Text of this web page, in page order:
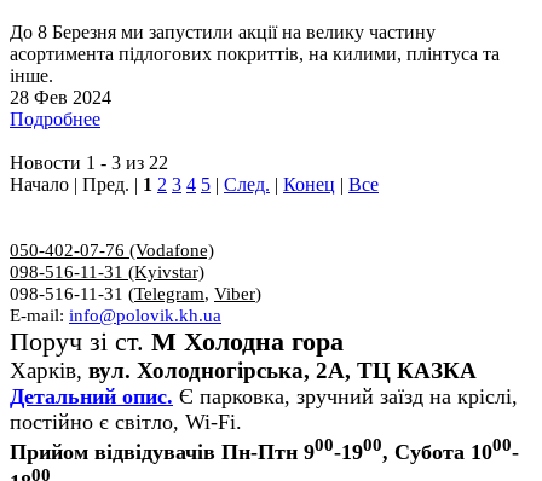
До 8 Березня ми запустили акції на велику частину
асортимента підлогових покриттів, на килими, плінтуса та
інше.
28 Фев 2024
Подробнее
Новости 1 - 3 из 22
Начало | Пред. | 1 2 3 4 5 | След. | Конец | Все
050-402-07-76 (Vodafone)
098-516-11-31 (Kyivstar)
098-516-11-31 (Telegram, Viber)
E-mail: info@polovik.kh.ua
Поруч зі ст. М Холодна гора
Харків, вул. Холодногірська, 2А, ТЦ КАЗКА
Детальний опис. Є парковка, зручний заїзд на кріслі,
постійно є світло, Wi-Fi.
Прийом відвідувачів Пн-Птн 900-1900, Субота 1000-
00